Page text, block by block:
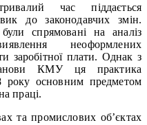
час піддається
до законодавчих змін.
спрямовані на аналіз
неоформлених
заробітної плати. Однак з
КМУ ця практика
року основним предметом
праці.
та промислових об’єктах